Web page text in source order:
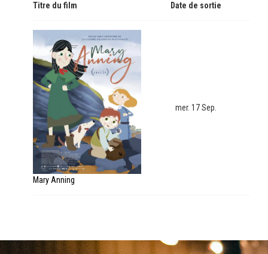
Titre du film Date de sortie
Mary Anning
mer. 17 Sep.